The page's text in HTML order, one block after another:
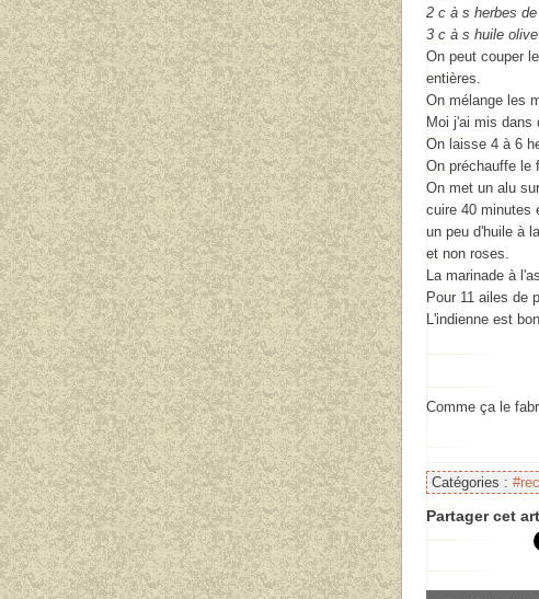
2 c à s herbes
3 c à s huile olive
On peut couper
entières.
On mélange les
Moi j'ai mis dans
On laisse 4 à 6
On préchauffe le
On met un alu
cuire 40 minutes
un peu d'huile à
et non roses.
La marinade à
Pour 11 ailes de
L'indienne est
Comme ça le
Catégories :
Partager cet